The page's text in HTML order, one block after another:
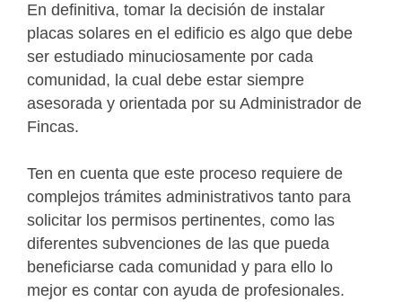
En definitiva, tomar la decisión de instalar
placas solares en el edificio es algo que debe
ser estudiado minuciosamente por cada
comunidad, la cual debe estar siempre
asesorada y orientada por su Administrador de
Fincas.
Ten en cuenta que este proceso requiere de
complejos trámites administrativos tanto para
solicitar los permisos pertinentes, como las
diferentes subvenciones de las que pueda
beneficiarse cada comunidad y para ello lo
mejor es contar con ayuda de profesionales.